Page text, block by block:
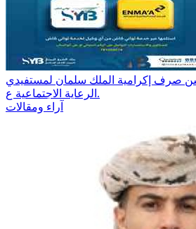
صرف إكرامية الملك سلمان لمستفيدي
الرعاية الاجتماعية ع.
آراء ومقالات